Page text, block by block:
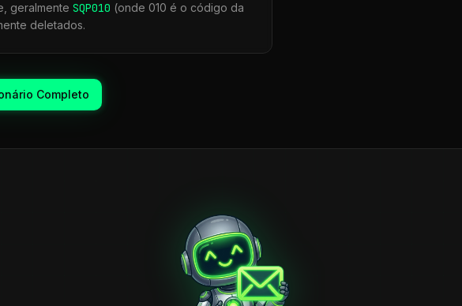
geralmente SQP010 (onde 010 é o código da
deletados.
Completo